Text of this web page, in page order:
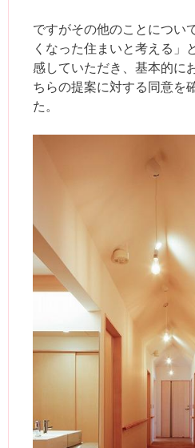
ですがその他のことについ
くなった住まいと考える」
感していただき、基本的に
ちらの提案に対する同意を
た。